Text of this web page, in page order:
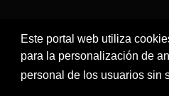
Este portal web utiliza
para la personalización de
personal de los usuarios sin